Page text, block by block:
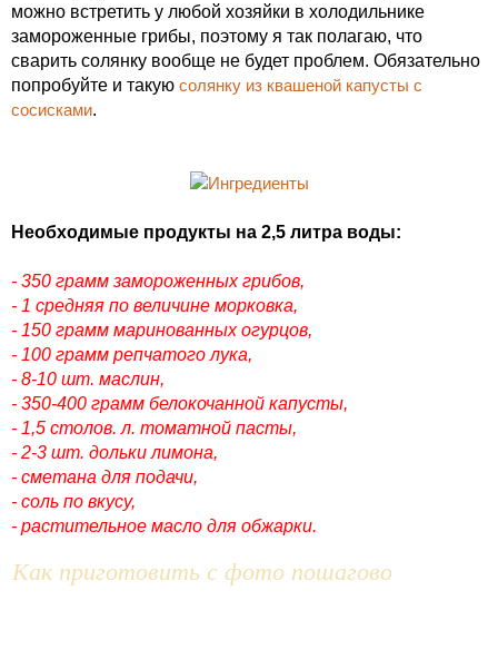
можно встретить у любой хозяйки в холодильнике
замороженные грибы, поэтому я так полагаю, что
сварить солянку вообще не будет проблем. Обязательно
попробуйте и такую солянку из квашеной капусты с
сосисками.
Необходимые продукты на 2,5 литра воды:
- 350 грамм замороженных грибов,
- 1 средняя по величине морковка,
- 150 грамм маринованных огурцов,
- 100 грамм репчатого лука,
- 8-10 шт. маслин,
- 350-400 грамм белокочанной капусты,
- 1,5 столов. л. томатной пасты,
- 2-3 шт. дольки лимона,
- сметана для подачи,
- соль по вкусу,
- растительное масло для обжарки.
Как приготовить с фото пошагово